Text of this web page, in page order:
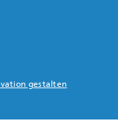
gestalten